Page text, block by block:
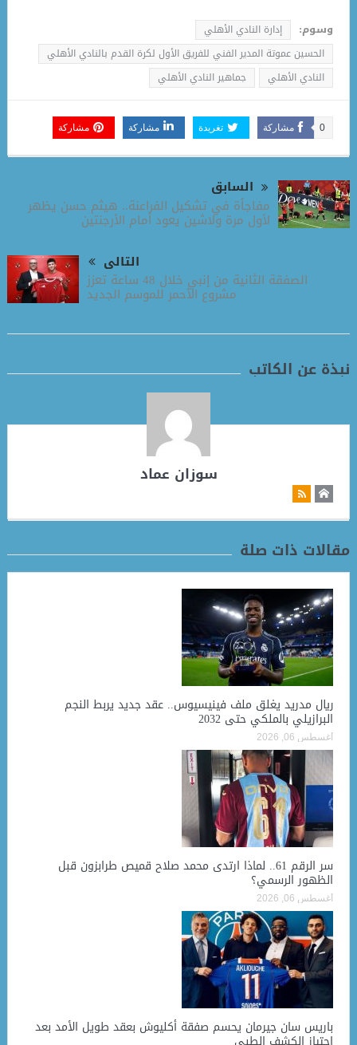
وسوم:
إدارة النادي الأهلي
الحسين عموتة المدير الفني للفريق الأول لكرة القدم بالنادي الأهلي
النادي الأهلي
جماهير النادي الأهلي
مشاركة 0 تغريدة مشاركة مشاركة
السابق
مفاجأة في تشكيل الفراعنة.. هيثم حسن يظهر
لأول مرة ولاشين يعود أمام الأرجنتين
التالى
الصفقة الثانية من إنبي خلال 48 ساعة تعزز
مشروع الأحمر للموسم الجديد
نبذة عن الكاتب
سوزان عماد
مقالات ذات صلة
ريال مدريد يغلق ملف فينيسيوس.. عقد جديد يربط النجم
البرازيلي بالملكي حتى 2032
أغسطس 06, 2026
سر الرقم 61.. لماذا ارتدى محمد صلاح قميص طرابزون قبل
الظهور الرسمي؟
أغسطس 06, 2026
باريس سان جيرمان يحسم صفقة أكليوش بعقد طويل الأمد بعد